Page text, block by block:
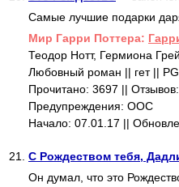
Самые лучшие подарки
Mир Гарри Поттера:
Теодор Нотт, Гермиона
Любовный роман || гет ||
Прочитано: 3697 || Отзывов:
Предупреждения: ООС
Начало: 07.01.17 ||
21. С Рождеством тебя,
Он думал, что это